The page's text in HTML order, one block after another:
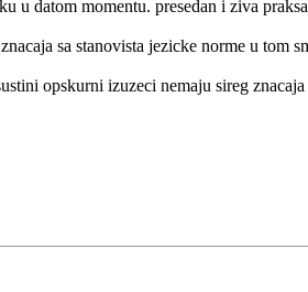
u datom momentu. presedan i ziva
sa stanovista jezicke norme u tom
opskurni izuzeci nemaju sireg